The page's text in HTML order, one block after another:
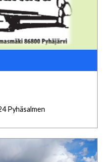
Pyhäsalmen